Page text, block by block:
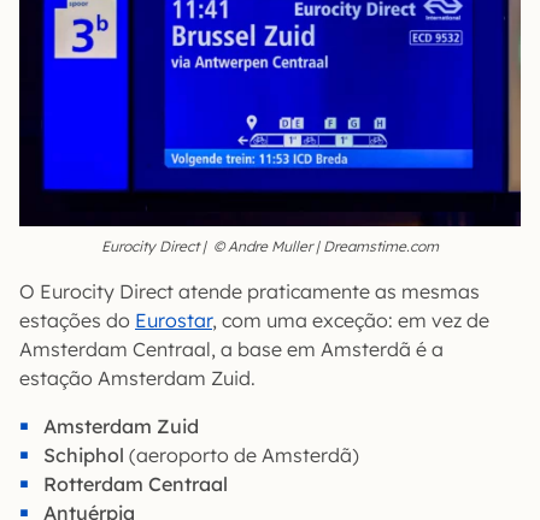
Eurocity Direct | © Andre Muller | Dreamstime.com
O Eurocity Direct atende praticamente as mesmas
estações do Eurostar, com uma exceção: em vez de
Amsterdam Centraal, a base em Amsterdã é a
estação Amsterdam Zuid.
Amsterdam Zuid
Schiphol (aeroporto de Amsterdã)
Rotterdam Centraal
Antuérpia